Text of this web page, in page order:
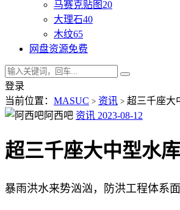
马赛克贴图 20
大理石40
木纹65
网盘资源免费
登录
当前位置： MASUC > 资讯 > 超三千座大
阿西吧 资讯 2023-08-12
超三千座大中型水
暴雨洪水来势汹汹，防洪工程体系面